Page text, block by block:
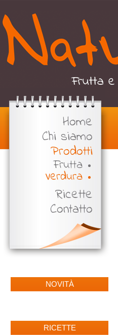
Home
Chi siamo
Prodotti
Frutta
Verdura
Ricette
Contatto
NOVITÀ
RICETTE